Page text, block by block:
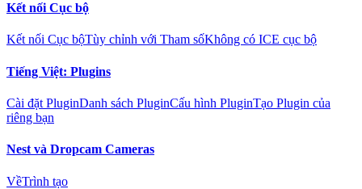
Kết nối Cục bộ
Kết nối Cục bộTùy chỉnh với Tham sốKhông có ICE cục bộ
Tiếng Việt: Plugins
Cài đặt PluginDanh sách PluginCấu hình PluginTạo Plugin của
riêng bạn
Nest và Dropcam Cameras
VềTrình tạo